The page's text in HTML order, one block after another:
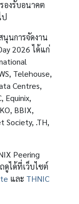
องรับอนาคต
ป
นการจัดงาน
2026 ได้แก่
Telehouse,
Centres,
Equinix,
BBIX,
Society, .TH,
Peering
ดูได้ที่เว็บไซต์
และ THNIC